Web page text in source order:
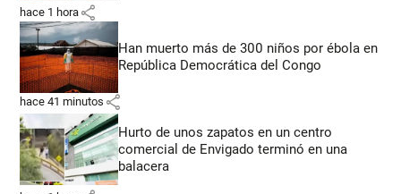
hace 1 hora share
Han muerto más de 300 niños por ébola en
República Democrática del Congo
hace 41 minutos share
Hurto de unos zapatos en un centro
comercial de Envigado terminó en una
balacera